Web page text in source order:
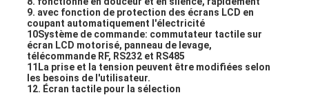
A propos de nous
Visite d'usine
Contrôle de la qualité
9. avec fonction de protection des écrans LCD en
coupant automatiquement l'électricité
10Système de commande: commutateur tactile sur
écran LCD motorisé, panneau de levage,
télécommande RF, RS232 et RS485
11La prise et la tension peuvent être modifiées selon
les besoins de l'utilisateur.
12. Écran tactile pour la sélection